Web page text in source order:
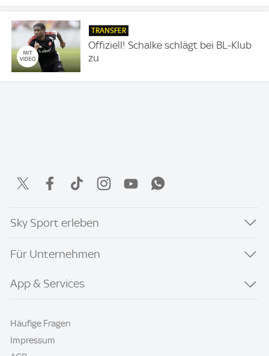
TRANSFER
Offiziell! Schalke schlägt bei BL-Klub
zu
Sky Sport erleben
Für Unternehmen
App & Services
Häufige Fragen
Impressum